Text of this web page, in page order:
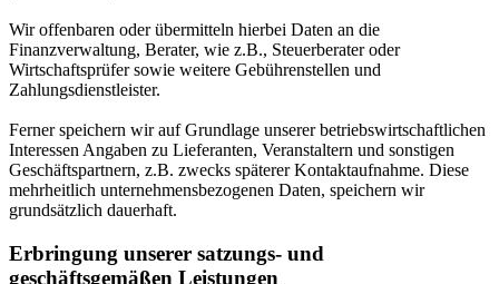
Wir offenbaren oder übermitteln hierbei Daten an die
Finanzverwaltung, Berater, wie z.B., Steuerberater oder
Wirtschaftsprüfer sowie weitere Gebührenstellen und
Zahlungsdienstleister.
Ferner speichern wir auf Grundlage unserer betriebswirtschaftlichen
Interessen Angaben zu Lieferanten, Veranstaltern und sonstigen
Geschäftspartnern, z.B. zwecks späterer Kontaktaufnahme. Diese
mehrheitlich unternehmensbezogenen Daten, speichern wir
grundsätzlich dauerhaft.
Erbringung unserer satzungs- und
geschäftsgemäßen Leistungen